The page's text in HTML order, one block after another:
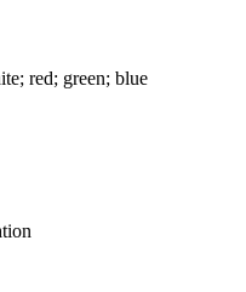
red; green; blue